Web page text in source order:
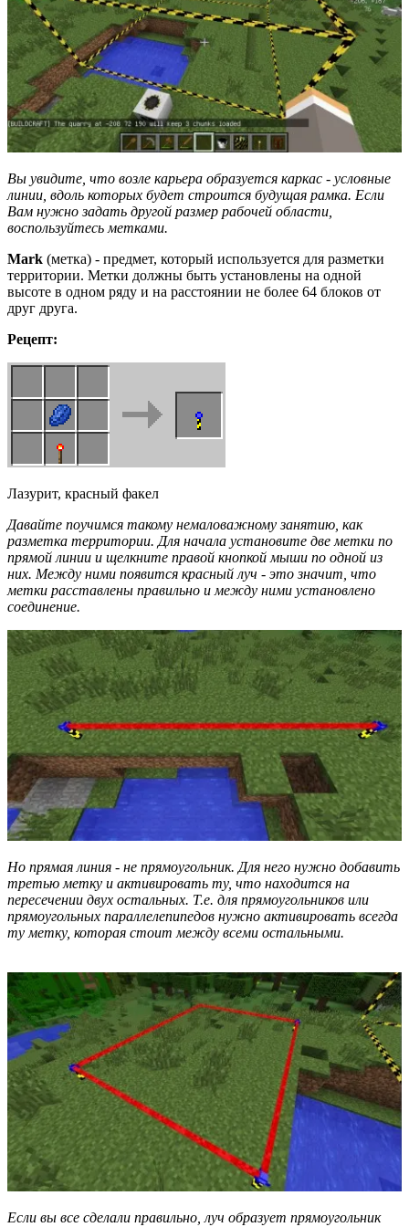
Вы увидите, что возле карьера образуется каркас - условные
линии, вдоль которых будет строится будущая рамка. Если
Вам нужно задать другой размер рабочей области,
воспользуйтесь метками.
Mark (метка) - предмет, который используется для разметки
территории. Метки должны быть установлены на одной
высоте в одном ряду и на расстоянии не более 64 блоков от
друг друга.
Рецепт:
Лазурит, красный факел
Давайте поучимся такому немаловажному занятию, как
разметка территории. Для начала установите две метки по
прямой линии и щелкните правой кнопкой мыши по одной из
них. Между ними появится красный луч - это значит, что
метки расставлены правильно и между ними установлено
соединение.
Но прямая линия - не прямоугольник. Для него нужно добавить
третью метку и активировать ту, что находится на
пересечении двух остальных. Т.е. для прямоугольников или
прямоугольных параллелепипедов нужно активировать всегда
ту метку, которая стоит между всеми остальными.
Если вы все сделали правильно, луч образует прямоугольник